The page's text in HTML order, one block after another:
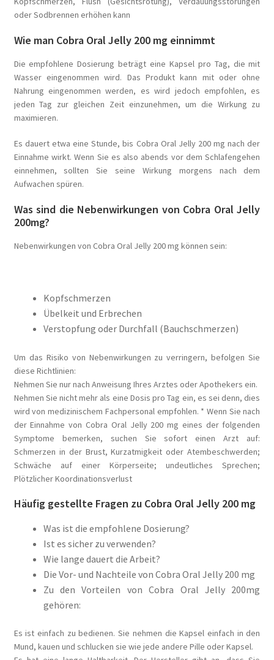
oder Sodbrennen erhöhen kann
Wie man Cobra Oral Jelly 200 mg einnimmt
Die empfohlene Dosierung beträgt eine Kapsel pro Tag, die mit
Wasser eingenommen wird. Das Produkt kann mit oder ohne
Nahrung eingenommen werden, es wird jedoch empfohlen, es
jeden Tag zur gleichen Zeit einzunehmen, um die Wirkung zu
maximieren.
Es dauert etwa eine Stunde, bis Cobra Oral Jelly 200 mg nach der
Einnahme wirkt. Wenn Sie es also abends vor dem Schlafengehen
einnehmen, sollten Sie seine Wirkung morgens nach dem
Aufwachen spüren.
Was sind die Nebenwirkungen von Cobra Oral Jelly
200mg?
Nebenwirkungen von Cobra Oral Jelly 200 mg können sein:
Kopfschmerzen
Übelkeit und Erbrechen
Verstopfung oder Durchfall (Bauchschmerzen)
Um das Risiko von Nebenwirkungen zu verringern, befolgen Sie
diese Richtlinien:
Nehmen Sie nur nach Anweisung Ihres Arztes oder Apothekers ein.
Nehmen Sie nicht mehr als eine Dosis pro Tag ein, es sei denn, dies
wird von medizinischem Fachpersonal empfohlen. * Wenn Sie nach
der Einnahme von Cobra Oral Jelly 200 mg eines der folgenden
Symptome bemerken, suchen Sie sofort einen Arzt auf:
Schmerzen in der Brust, Kurzatmigkeit oder Atembeschwerden;
Schwäche auf einer Körperseite; undeutliches Sprechen;
Plötzlicher Koordinationsverlust
Häufig gestellte Fragen zu Cobra Oral Jelly 200 mg
Was ist die empfohlene Dosierung?
Ist es sicher zu verwenden?
Wie lange dauert die Arbeit?
Die Vor- und Nachteile von Cobra Oral Jelly 200 mg
Zu den Vorteilen von Cobra Oral Jelly 200mg
gehören:
Es ist einfach zu bedienen. Sie nehmen die Kapsel einfach in den
Mund, kauen und schlucken sie wie jede andere Pille oder Kapsel.